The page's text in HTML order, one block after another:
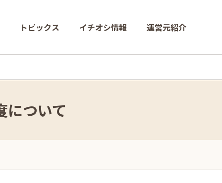
トピックス イチオシ情報 運営元紹介
について